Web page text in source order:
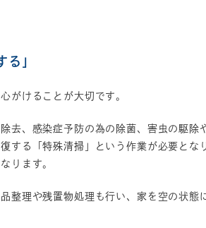
」
がけることが大切です。
去、感染症予防の為の除菌、害虫の駆除
する「特殊清掃」という作業が必要とな
ります。
整理や残置物処理も行い、家を空の状態